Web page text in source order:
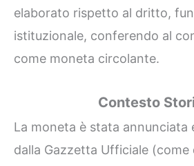
elaborato rispetto al dritto,
istituzionale, conferendo al
come moneta circolante.
Contesto
La moneta è stata annunciata
dalla Gazzetta Ufficiale